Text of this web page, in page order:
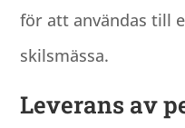
för att användas till
skilsmässa.
Leverans av